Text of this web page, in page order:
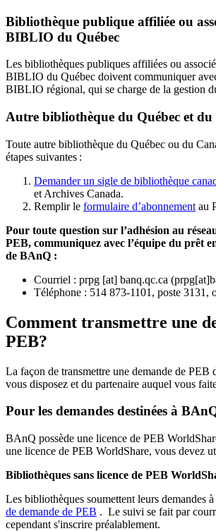
Bibliothèque publique affiliée ou
BIBLIO du Québec
Les bibliothèques publiques affiliées ou
BIBLIO du Québec doivent communiquer
BIBLIO régional, qui se charge de la gestion
Autre bibliothèque du Québec et du
Toute autre bibliothèque du Québec ou du
étapes suivantes :
Demander un sigle de bibliothèque
et Archives Canada.
Remplir le formulaire d’abonnement au
Pour toute question sur l’adhésion au
PEB, communiquez avec l’équipe du prêt
de BAnQ :
Courriel : prpg [at] banq.qc.ca (
Téléphone : 514 873-1101, poste 3131,
Comment transmettre une
PEB?
La façon de transmettre une demande de PEB
vous disposez et du partenaire auquel vous
Pour les demandes destinées à
BAnQ possède une licence de PEB
une licence de PEB WorldShare, vous devez
Bibliothèques sans licence de PEB
Les bibliothèques soumettent leurs demandes à
de demande de PEB . Le suivi se fait par
cependant s'inscrire préalablement.